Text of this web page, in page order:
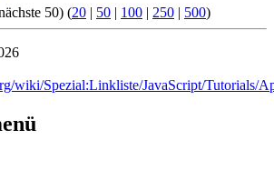
50) (20 | 50 | 100 | 250 | 500)
wiki/Spezial:Linkliste/JavaScript/Tutorials/